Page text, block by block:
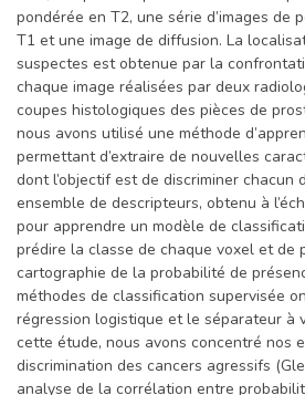
pondérée en T2, une série d’images de
T1 et une image de diffusion. La
suspectes est obtenue par la
chaque image réalisées par deux
coupes histologiques des pièces de
nous avons utilisé une méthode
permettant d’extraire de nouvelles
dont l’objectif est de discriminer chacun
ensemble de descripteurs, obtenu à
pour apprendre un modèle de
prédire la classe de chaque voxel et de
cartographie de la probabilité de
méthodes de classification supervisée
régression logistique et le séparateur à
cette étude, nous avons concentré nos
discrimination des cancers agressifs
analyse de la corrélation entre